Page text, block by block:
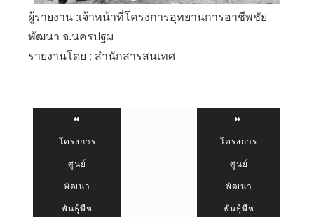
ผู้รายงาน :เจ้าหน้าที่โครงการอุทยานการอาชีพชัย
พัฒนา จ.นครปฐม
รายงานโดย : สำนักสารสนเทศ
โครงการ
ศูนย์
พัฒนา
พันธุ์พืช
โครงการ
ศูนย์
พัฒนา
พันธุ์พืช